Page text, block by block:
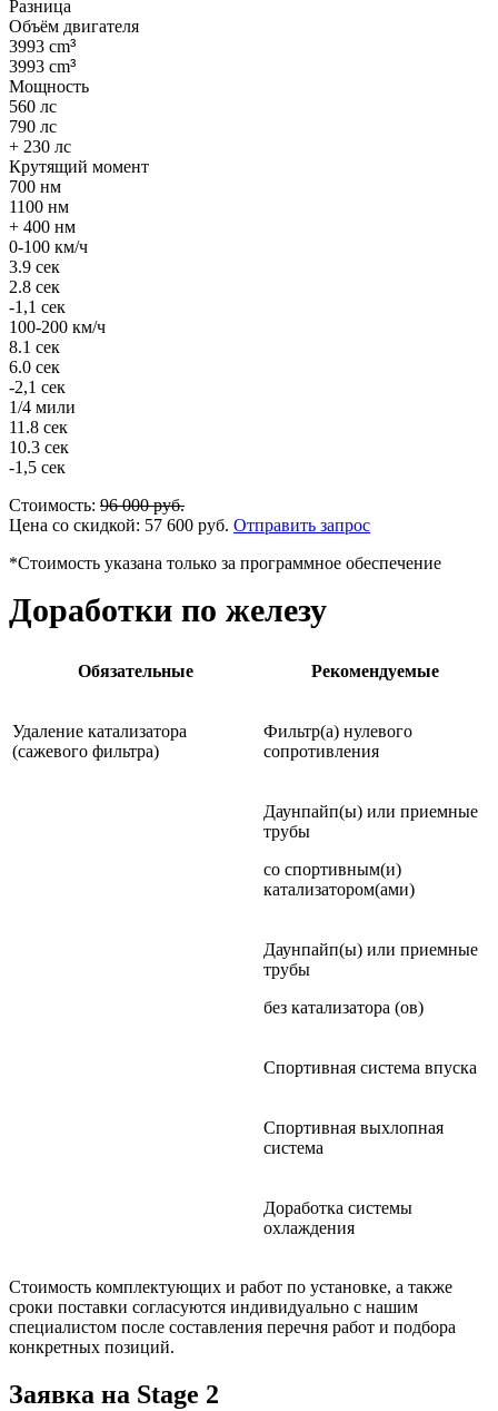
Разница
Объём двигателя
3993 cm³
3993 cm³
Мощность
560 лс
790 лс
+ 230 лс
Крутящий момент
700 нм
1100 нм
+ 400 нм
0-100 км/ч
3.9 сек
2.8 сек
-1,1 сек
100-200 км/ч
8.1 сек
6.0 сек
-2,1 сек
1/4 мили
11.8 сек
10.3 сек
-1,5 сек
Стоимость: 96 000руб.
Цена со скидкой: 57 600 руб. Отправить запрос
*Стоимость указана только за программное обеспечение
Доработки по железу
Обязательные Рекомендуемые
Удаление катализатора
(сажевого фильтра)
Фильтр(а) нулевого
сопротивления
Даунпайп(ы) или приемные
трубы
со спортивным(и)
катализатором(ами)
Даунпайп(ы) или приемные
трубы
без катализатора (ов)
Спортивная система впуска
Спортивная выхлопная
система
Доработка системы
охлаждения
Стоимость комплектующих и работ по установке, а также
сроки поставки согласуются индивидуально с нашим
специалистом после составления перечня работ и подбора
конкретных позиций.
Заявка на Stage 2